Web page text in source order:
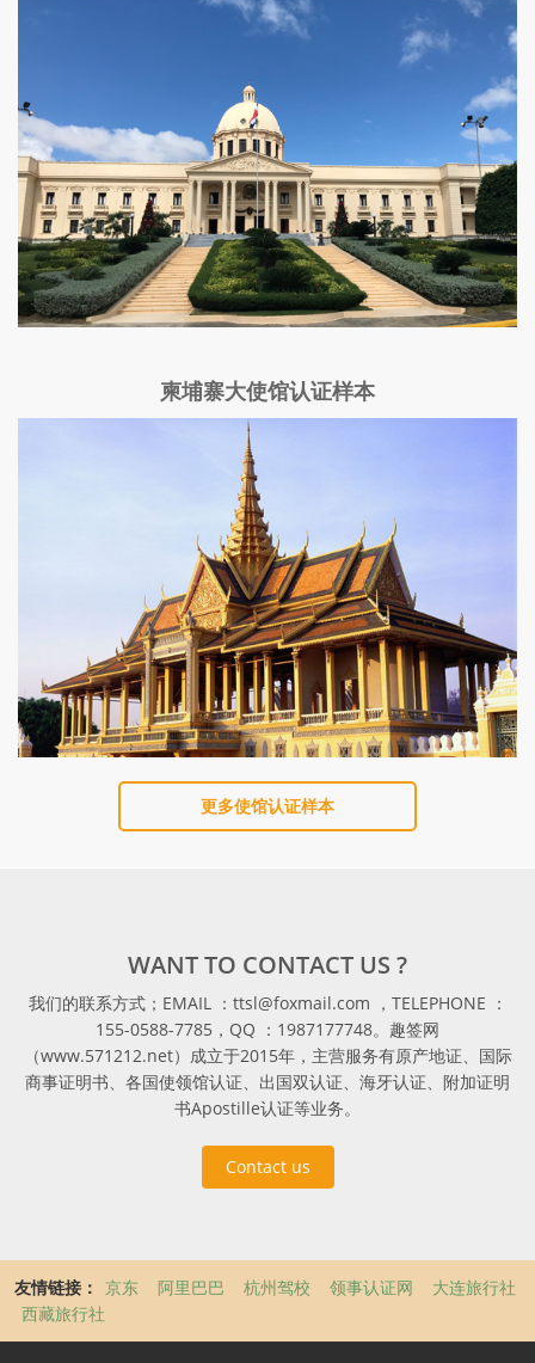
柬埔寨大使馆认证样本
更多使馆认证样本
WANT TO CONTACT US ?
我们的联系方式；EMAIL ：ttsl@foxmail.com ，TELEPHONE ：
155-0588-7785，QQ ：1987177748。趣签网
（www.571212.net）成立于2015年，主营服务有原产地证、国际
商事证明书、各国使领馆认证、出国双认证、海牙认证、附加证明
书Apostille认证等业务。
Contact us
友情链接： 京东 阿里巴巴 杭州驾校 领事认证网
大连旅行社
西藏旅行社